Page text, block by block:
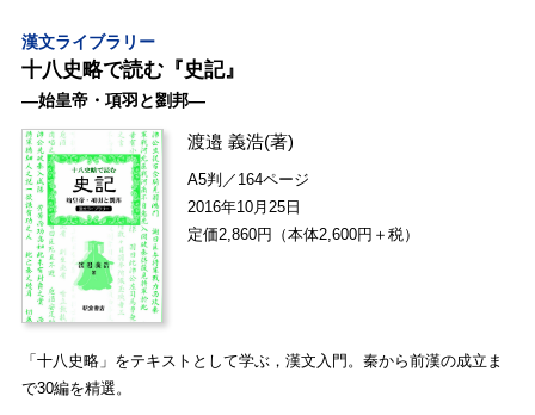
漢文ライブラリー
十八史略で読む『史記』
―始皇帝・項羽と劉邦―
渡邉 義浩(著)
A5判／164ページ
2016年10月25日
定価2,860円（本体2,600円＋税）
「十八史略」をテキストとして学ぶ，漢文入門。秦から前漢の成立ま
で30編を精選。